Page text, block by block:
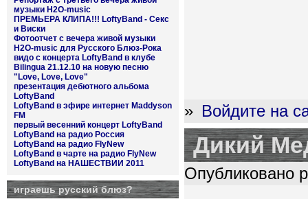
музыки H2O-music
ПРЕМЬЕРА КЛИПА!!! LoftyBand - Секс
и Виски
Фотоотчет с вечера живой музыки
H2O-music для Русского Блюз-Рока
видо с концерта LoftyBand в клубе
Bilingua 21.12.10 на новую песню
"Love, Love, Love"
презентация дебютного альбома
LoftyBand
LoftyBand в эфире интернет Maddyson
FM
первый весенний концерт LoftyBand
LoftyBand на радио Россия
LoftyBand на радио FlyNew
LoftyBand в чарте на радио FlyNew
LoftyBand на НАШЕСТВИИ 2011
играешь русский блюз?
» Войдите на
Дикий
Опубликовано